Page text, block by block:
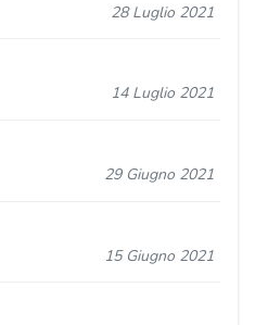
28 Luglio 2021
14 Luglio 2021
29 Giugno 2021
15 Giugno 2021